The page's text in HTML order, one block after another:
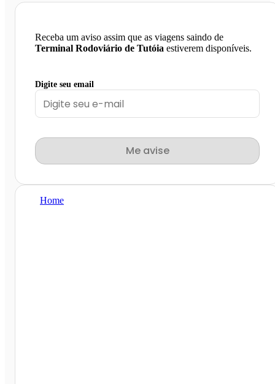
Receba um aviso assim que as viagens saindo de
Terminal Rodoviário de Tutóia estiverem disponíveis.
Digite seu email
Me avise
Home